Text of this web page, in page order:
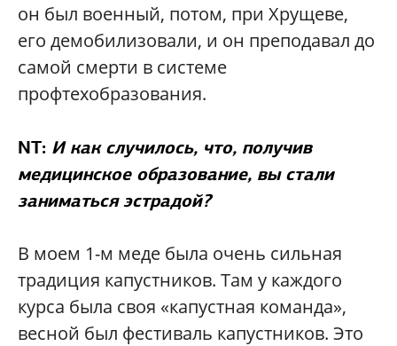
он был военный, потом, при Хрущеве,
его демобилизовали, и он преподавал до
самой смерти в системе
профтехобразования.
NT: И как случилось, что, получив
медицинское образование, вы стали
заниматься эстрадой?
В моем 1-м меде была очень сильная
традиция капустников. Там у каждого
курса была своя «капустная команда»,
весной был фестиваль капустников. Это